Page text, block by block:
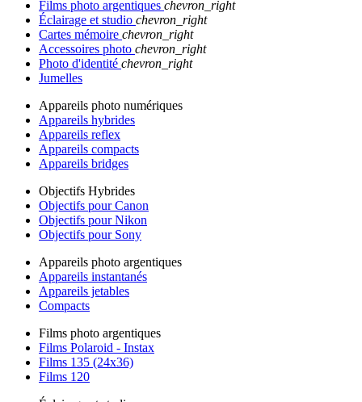
Films photo argentiques chevron_right
Éclairage et studio chevron_right
Cartes mémoire chevron_right
Accessoires photo chevron_right
Photo d'identité chevron_right
Jumelles
Appareils photo numériques
Appareils hybrides
Appareils reflex
Appareils compacts
Appareils bridges
Objectifs Hybrides
Objectifs pour Canon
Objectifs pour Nikon
Objectifs pour Sony
Appareils photo argentiques
Appareils instantanés
Appareils jetables
Compacts
Films photo argentiques
Films Polaroid - Instax
Films 135 (24x36)
Films 120